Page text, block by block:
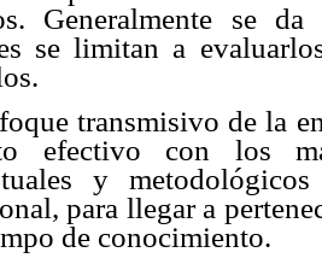
Generalmente se
se limitan a
transmisivo de la
efectivo con los
y
para llegar a
de conocimiento.